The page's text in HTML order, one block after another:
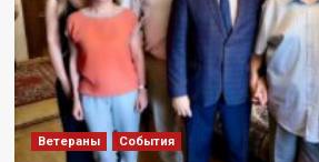
Ветераны События